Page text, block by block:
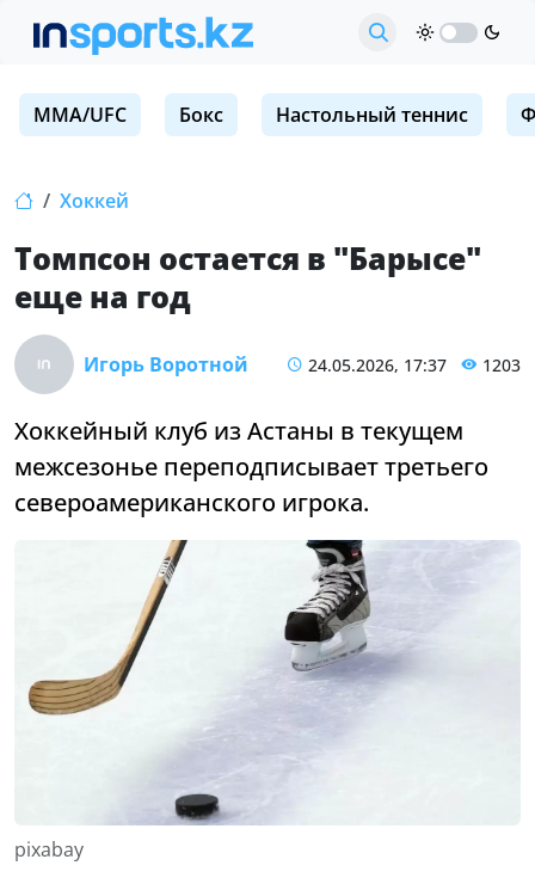
MMA/UFC Бокс Настольный теннис
Хоккей
Томпсон остается в "Барысе"
еще на год
Игорь Воротной 24.05.2026, 17:37 1203
Хоккейный клуб из Астаны в текущем
межсезонье переподписывает третьего
североамериканского игрока.
pixabay